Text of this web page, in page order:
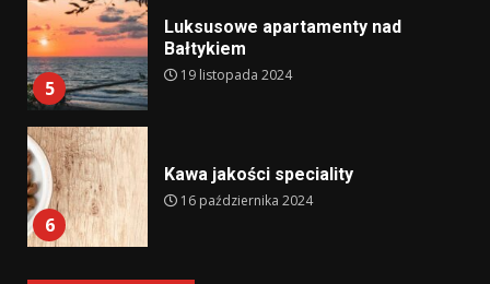
5
Luksusowe apartamenty nad
Bałtykiem
19 listopada 2024
6
Kawa jakości speciality
16 października 2024